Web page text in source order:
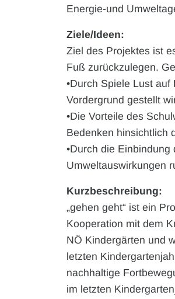
Energie-und
Ziele/Ideen:
Ziel des Projektes ist
Fuß zurückzulegen.
•Durch Spiele Lust
Vordergrund gestellt
•Die Vorteile des
Bedenken hinsichtlich
•Durch die
Umweltauswirkungen
Kurzbeschreibung:
„gehen geht“ ist ein
Kooperation mit dem
NÖ Kindergärten und
letzten
nachhaltige
im letzten